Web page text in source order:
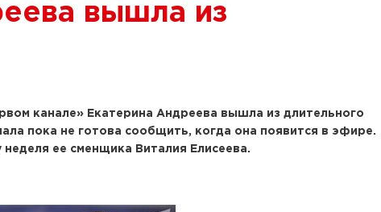
вышла из
канале» Екатерина Андреева вышла из длительного
пока не готова сообщить, когда она появится в эфире.
неделя ее сменщика Виталия Елисеева.